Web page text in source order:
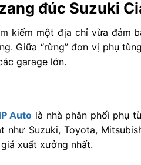
đúc Suzuki
kiếm một địa chỉ vừa đảm
Giữa “rừng” đơn vị phụ
garage lớn.
Auto là nhà phân phối phụ
như Suzuki, Toyota,
xuất xưởng nhất.